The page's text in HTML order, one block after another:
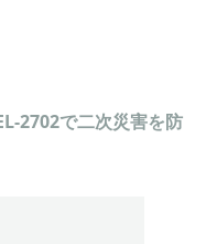
2702で二次災害を防